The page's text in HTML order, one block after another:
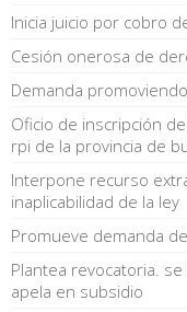
Inicia juicio por cobro
Cesión onerosa de
Demanda
Oficio de inscripción
rpi de la provincia de
Interpone recurso
inaplicabilidad de la ley
Promueve demanda
Plantea revocatoria.
apela en subsidio